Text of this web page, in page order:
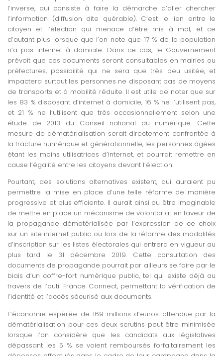
l’inverse, qui consiste à faire la démarche d’aller chercher
l’information (diffusion dite quérable). C’est le lien entre le
citoyen et l’élection qui menace d’être mis à mal, et ce
d’autant plus lorsque que l’on note que 17 % de la population
n’a pas internet à domicile. Dans ce cas, le Gouvernement
prévoit que ces documents seront consultables en mairies ou
préfectures, possibilité qui ne sera que très peu usitée, et
impactera surtout les personnes ne disposant pas de moyens
de transports et à mobilité réduite. Il est utile de noter que sur
les 83 % disposant d’internet à domicile, 16 % ne l’utilisent pas,
et 21 % ne l’utilisent que très occasionnellement selon une
étude de 2013 du Conseil national du numérique. Cette
mesure de dématérialisation serait directement confrontée à
la fracture numérique et générationnelle, les personnes âgées
étant les moins utilisatrices d’internet, et pourrait remettre en
cause l’égalité entre les citoyens devant l’élection.
Pourtant, des solutions alternatives existent, qui auraient pu
permettre la mise en place d’une telle réforme de manière
progressive et plus efficiente. Il aurait ainsi pu être imaginable
de mettre en place un mécanisme de volontariat en faveur de
la propagande dématérialisée par l’expression de ce choix
sur un site internet public ou lors de la réforme des modalités
d’inscription sur les listes électorales qui entrera en vigueur au
plus tard le 31 décembre 2019. Cette consultation des
documents de propagande pourrait par ailleurs se faire par le
biais d’un coffre-fort numérique public, tel qui existe déjà au
travers de l’outil France Connect, permettant la vérification de
l’identité et l’accès sécurisé aux documents.
L’économie espérée de 169 millions d’euros attendue par la
dématérialisation pour ces deux scrutins peut être minimisée
lorsque l’on considère que les candidats aux législatives
dépassant les 5 % se voient remboursés forfaitairement les